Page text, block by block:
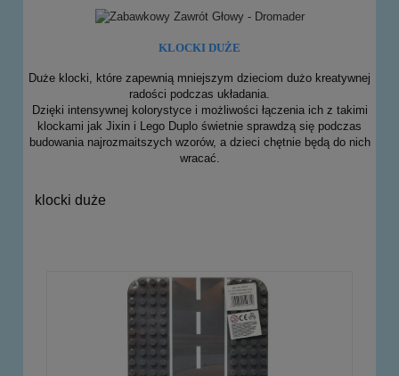
KLOCKI DUŻE
Duże klocki, które zapewnią mniejszym dzieciom dużo kreatywnej
radości podczas układania.
Dzięki intensywnej kolorystyce i możliwości łączenia ich z takimi
klockami jak Jixin i Lego Duplo świetnie sprawdzą się podczas
budowania najrozmaitszych wzorów, a dzieci chętnie będą do nich
wracać.
klocki duże